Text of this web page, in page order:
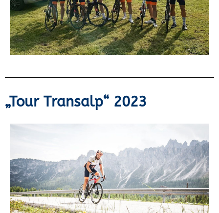
„Tour Transalp“ 2023